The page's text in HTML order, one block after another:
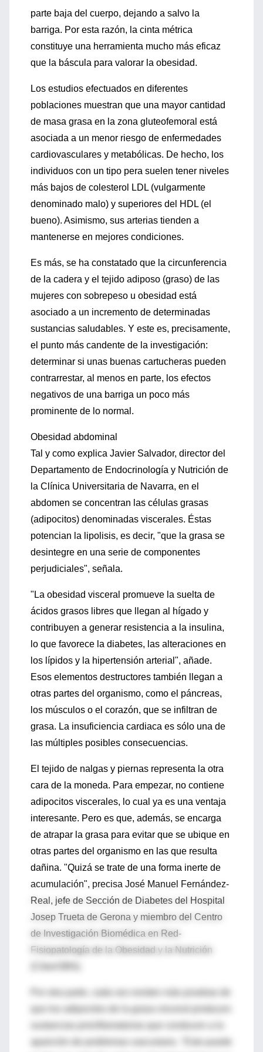
parte baja del cuerpo, dejando a salvo la
barriga. Por esta razón, la cinta métrica
constituye una herramienta mucho más eficaz
que la báscula para valorar la obesidad.
Los estudios efectuados en diferentes
poblaciones muestran que una mayor cantidad
de masa grasa en la zona gluteofemoral está
asociada a un menor riesgo de enfermedades
cardiovasculares y metabólicas. De hecho, los
individuos con un tipo pera suelen tener niveles
más bajos de colesterol LDL (vulgarmente
denominado malo) y superiores del HDL (el
bueno). Asimismo, sus arterias tienden a
mantenerse en mejores condiciones.
Es más, se ha constatado que la circunferencia
de la cadera y el tejido adiposo (graso) de las
mujeres con sobrepeso u obesidad está
asociado a un incremento de determinadas
sustancias saludables. Y este es, precisamente,
el punto más candente de la investigación:
determinar si unas buenas cartucheras pueden
contrarrestar, al menos en parte, los efectos
negativos de una barriga un poco más
prominente de lo normal.
Obesidad abdominal
Tal y como explica Javier Salvador, director del
Departamento de Endocrinología y Nutrición de
la Clínica Universitaria de Navarra, en el
abdomen se concentran las células grasas
(adipocitos) denominadas viscerales. Éstas
potencian la lipolisis, es decir, "que la grasa se
desintegre en una serie de componentes
perjudiciales", señala.
"La obesidad visceral promueve la suelta de
ácidos grasos libres que llegan al hígado y
contribuyen a generar resistencia a la insulina,
lo que favorece la diabetes, las alteraciones en
los lípidos y la hipertensión arterial", añade.
Esos elementos destructores también llegan a
otras partes del organismo, como el páncreas,
los músculos o el corazón, que se infiltran de
grasa. La insuficiencia cardiaca es sólo una de
las múltiples posibles consecuencias.
El tejido de nalgas y piernas representa la otra
cara de la moneda. Para empezar, no contiene
adipocitos viscerales, lo cual ya es una ventaja
interesante. Pero es que, además, se encarga
de atrapar la grasa para evitar que se ubique en
otras partes del organismo en las que resulta
dañina. "Quizá se trate de una forma inerte de
acumulación", precisa José Manuel Fernández-
Real, jefe de Sección de Diabetes del Hospital
Josep Trueta de Gerona y miembro del Centro
de Investigación Biomédica en Red-
Fisiopatología de la Obesidad y la Nutrición
aparición de problemas vasculares. "Esto puede